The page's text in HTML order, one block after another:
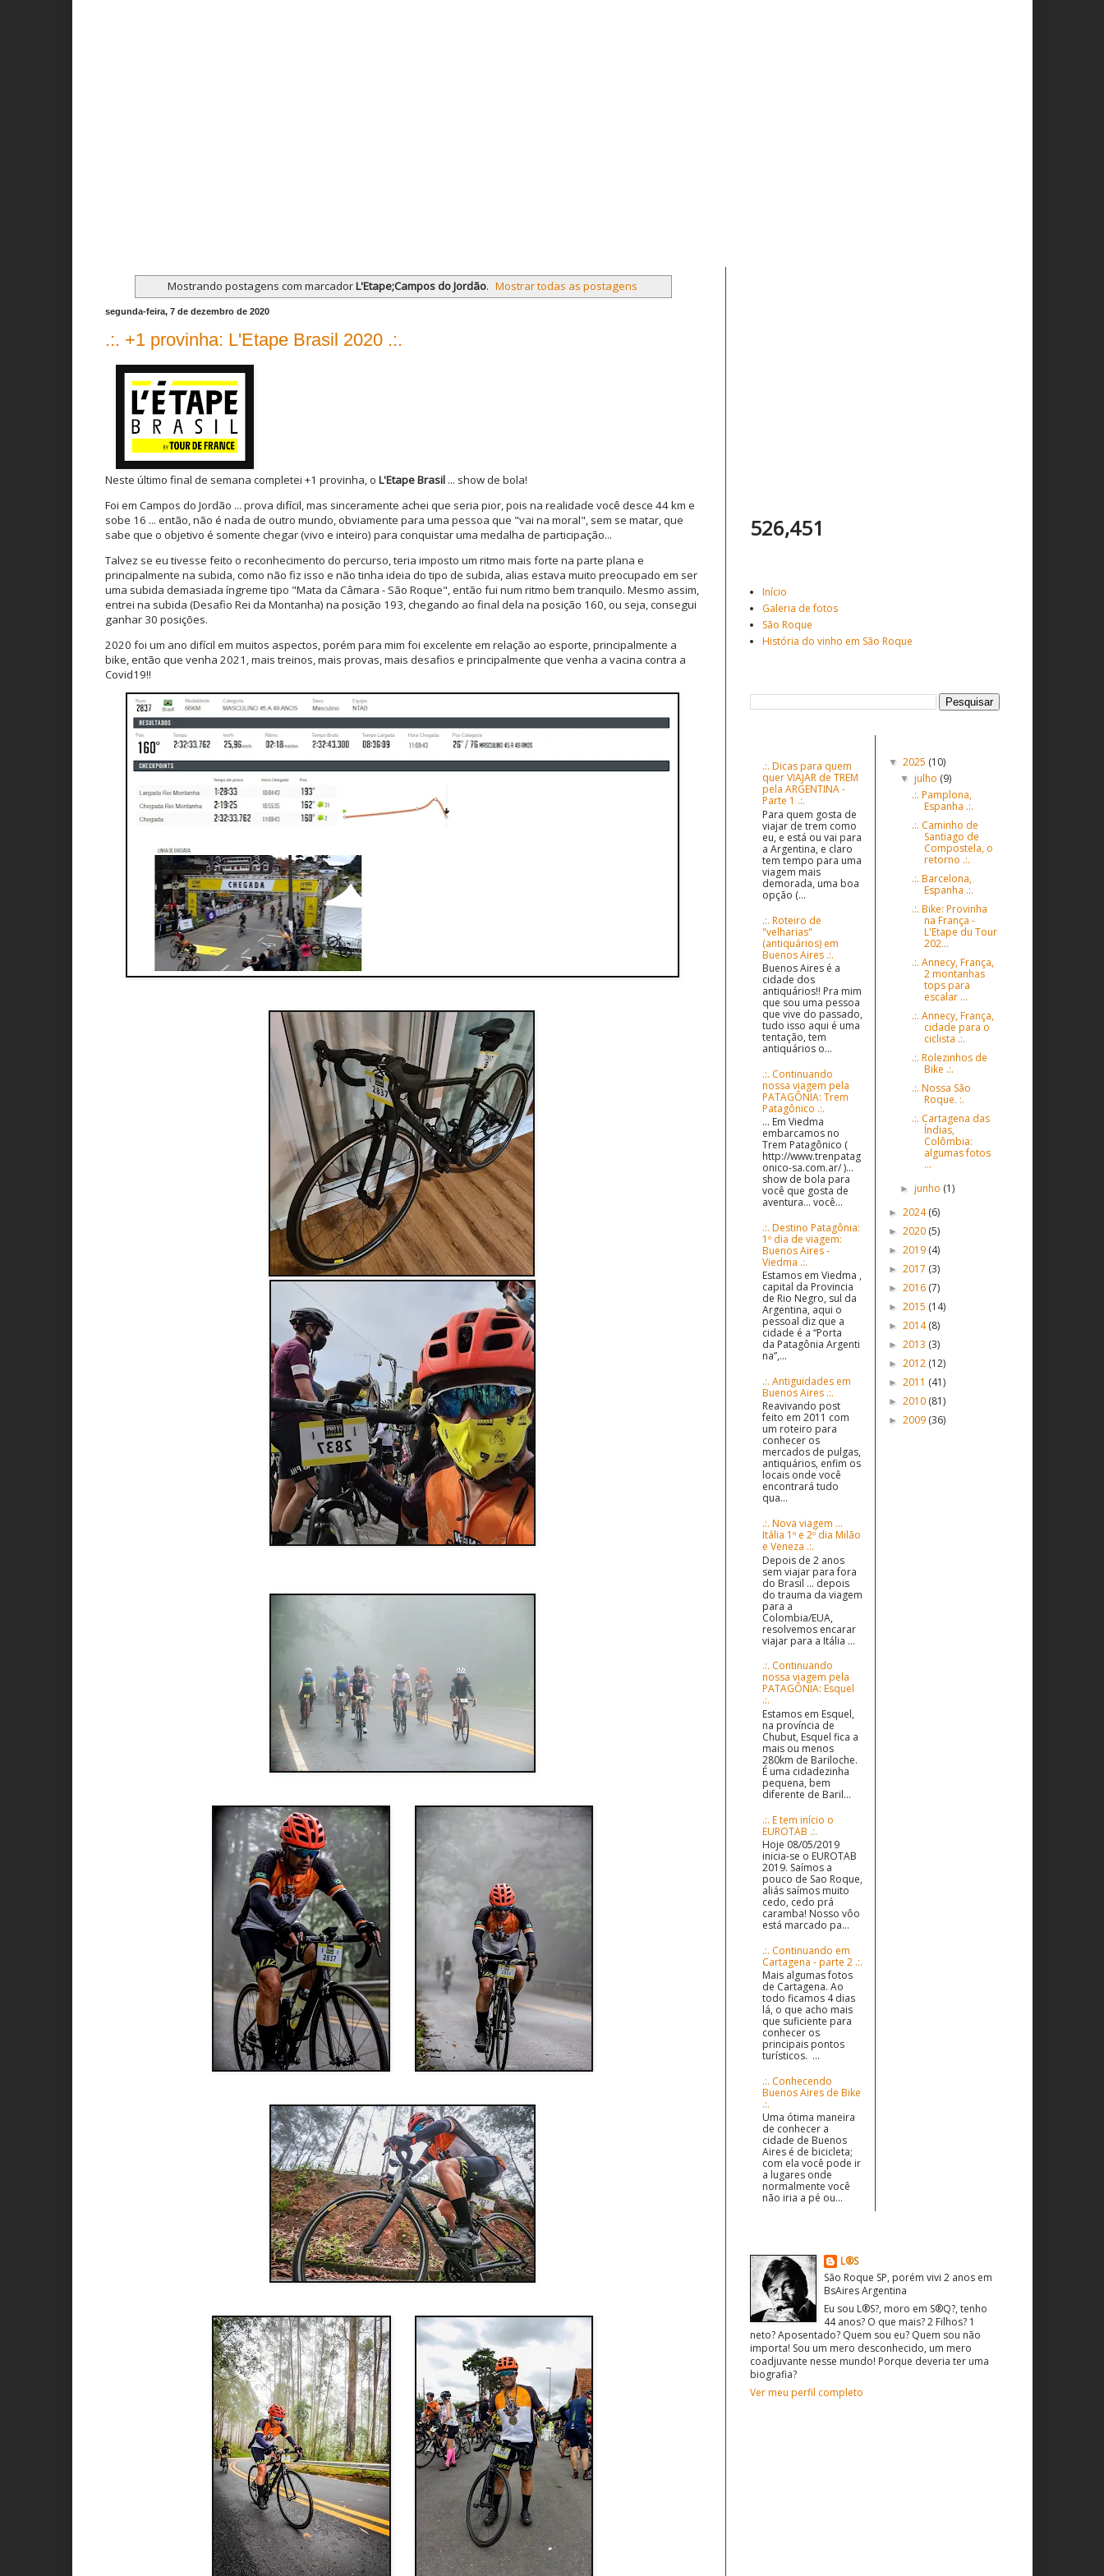
Mostrando postagens com marcadorL'Etape;Campos do Jordão. Mostrar todas as postagens
segunda-feira, 7 de dezembro de 2020
.:. +1 provinha: L'Etape Brasil 2020 .:.
Neste último final de semana completei +1 provinha, o L'Etape Brasil... show de bola!
Foi em Campos do Jordão ... prova difícil, mas sinceramente achei que seria pior, pois na realidade você desce 44 km e
sobe 16 ... então, não é nada de outro mundo, obviamente para uma pessoa que "vai na moral", sem se matar, que
sabe que o objetivo é somente chegar (vivo e inteiro) para conquistar uma medalha de participação...
Talvez se eu tivesse feito o reconhecimento do percurso, teria imposto um ritmo mais forte na parte plana e
principalmente na subida, como não fiz isso e não tinha ideia do tipo de subida, alias estava muito preocupado em ser
uma subida demasiada íngreme tipo "Mata da Câmara - São Roque", então fui num ritmo bem tranquilo. Mesmo assim,
entrei na subida (Desafio Rei da Montanha) na posição 193, chegando ao final dela na posição 160, ou seja, consegui
ganhar 30 posições.
2020 foi um ano difícil em muitos aspectos, porém para mim foi excelente em relação ao esporte, principalmente a
bike, então que venha 2021, mais treinos, mais provas, mais desafios e principalmente que venha a vacina contra a
Covid19!!
526,451
Início
Galeria de fotos
São Roque
História do vinho em São Roque
.:. Dicas para quem
quer VIAJAR de TREM
pela ARGENTINA -
Parte 1 .:.
Para quem gosta de
viajar de trem como
eu, e está ou vai para
a Argentina, e claro
tem tempo para uma
viagem mais
demorada, uma boa
opção (...
.:. Roteiro de
"velharias"
(antiquários) em
Buenos Aires .:.
Buenos Aires é a
cidade dos
antiquários!! Pra mim
que sou uma pessoa
que vive do passado,
tudo isso aqui é uma
tentação, tem
antiquários o...
.:. Continuando
nossa viagem pela
PATAGÔNIA: Trem
Patagônico .:.
... Em Viedma
embarcamos no
Trem Patagônico (
http://www.trenpatag
onico-sa.com.ar/ )...
show de bola para
você que gosta de
aventura... você...
.:. Destino Patagônia:
1º dia de viagem:
Buenos Aires -
Viedma .:.
Estamos em Viedma ,
capital da Provincia
de Rio Negro, sul da
Argentina, aqui o
pessoal diz que a
cidade é a “Porta
da Patagônia Argenti
na”,...
.:. Antiguidades em
Buenos Aires .:.
Reavivando post
feito em 2011 com
um roteiro para
conhecer os
mercados de pulgas,
antiquários, enfim os
locais onde você
encontrará tudo
qua...
.:. Nova viagem ...
Itália 1º e 2º dia Milão
e Veneza .:.
Depois de 2 anos
sem viajar para fora
do Brasil ... depois
do trauma da viagem
para a
Colombia/EUA,
resolvemos encarar
viajar para a Itália ...
.:. Continuando
nossa viagem pela
PATAGÔNIA: Esquel
.:.
Estamos em Esquel,
na província de
Chubut, Esquel fica a
mais ou menos
280km de Bariloche.
É uma cidadezinha
pequena, bem
diferente de Baril...
.:. E tem início o
EUROTAB .:.
Hoje 08/05/2019
inicia-se o EUROTAB
2019. Saímos a
pouco de Sao Roque,
aliás saímos muito
cedo, cedo prá
caramba! Nosso vôo
está marcado pa...
.:. Continuando em
Cartagena - parte 2 .:.
Mais algumas fotos
de Cartagena. Ao
todo ficamos 4 dias
lá, o que acho mais
que suficiente para
conhecer os
principais pontos
turísticos. ...
.:. Conhecendo
Buenos Aires de Bike
.:.
Uma ótima maneira
de conhecer a
cidade de Buenos
Aires é de bicicleta;
com ela você pode ir
a lugares onde
normalmente você
não iria a pé ou...
▼ 2025 (10)
▼ julho (9)
.:. Pamplona,
Espanha .:.
.:. Caminho de
Santiago de
Compostela, o
retorno .:.
.:. Barcelona,
Espanha .:.
.:. Bike: Provinha
na França -
L'Etape du Tour
202...
.:. Annecy, França,
2 montanhas
tops para
escalar ...
.:. Annecy, França,
cidade para o
ciclista .:.
.:. Rolezinhos de
Bike .:.
.:. Nossa São
Roque. :.
.:. Cartagena das
Índias,
Colômbia:
algumas fotos
...
► junho (1)
► 2024(6)
► 2020 (5)
► 2019 (4)
► 2017 (3)
► 2016 (7)
► 2015 (14)
► 2014(8)
► 2013 (3)
► 2012 (12)
► 2011 (41)
► 2010 (81)
► 2009 (36)
L®S
São Roque SP, porém vivi 2 anos em
BsAires Argentina
Eu sou L®S?, moro em S®Q?, tenho
44 anos? O que mais? 2 Filhos? 1
neto? Aposentado? Quem sou eu? Quem sou não
importa! Sou um mero desconhecido, um mero
coadjuvante nesse mundo! Porque deveria ter uma
biografia?
Ver meu perfil completo